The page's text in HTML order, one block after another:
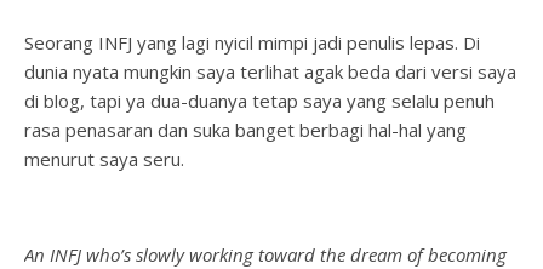
Seorang INFJ yang lagi nyicil mimpi jadi penulis lepas. Di
dunia nyata mungkin saya terlihat agak beda dari versi saya
di blog, tapi ya dua-duanya tetap saya yang selalu penuh
rasa penasaran dan suka banget berbagi hal-hal yang
menurut saya seru.
An INFJ who’s slowly working toward the dream of becoming